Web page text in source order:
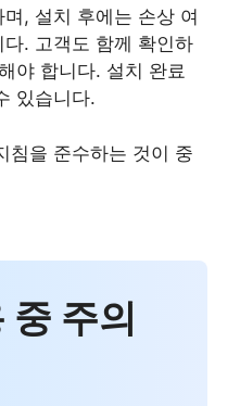
, 설치 후에는 손상 여
. 고객도 함께 확인하
야 합니다. 설치 완료
있습니다.
침을 준수하는 것이 중
주의